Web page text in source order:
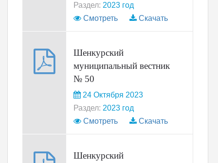
Раздел: 2023 год
Смотреть
Скачать
Шенкурский
муниципальный вестник
№ 50
24 Октября 2023
Раздел: 2023 год
Смотреть
Скачать
Шенкурский